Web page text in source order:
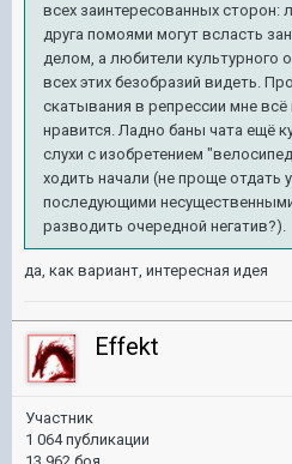
всех заинтересованных сторон:
друга помоями могут всласть
делом, а любители культурного
всех этих безобразий видеть.
скатывания в репрессии мне
нравится. Ладно баны чата ещё
слухи с изобретением
ходить начали (не проще отдать
последующими
разводить очередной негатив?).
да, как вариант, интересная идея
Effekt
Участник
1 064 публикации